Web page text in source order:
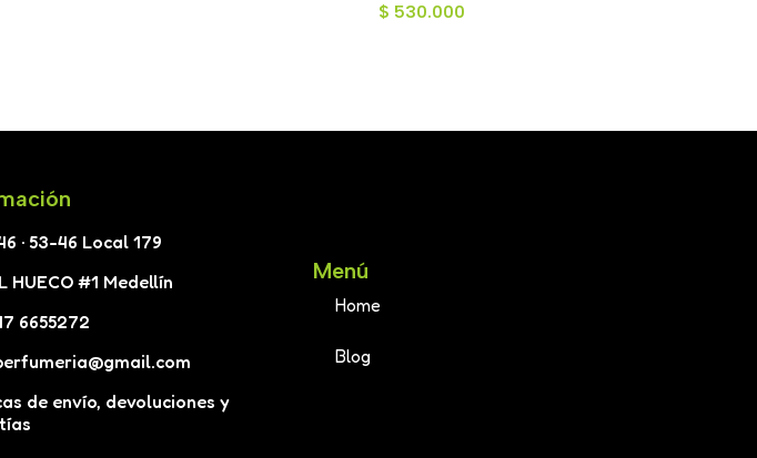
$ 530.000
· 53-46 Local 179
HUECO #1 Medellín
6655272
de envío, devoluciones y
Menú
Home
Blog